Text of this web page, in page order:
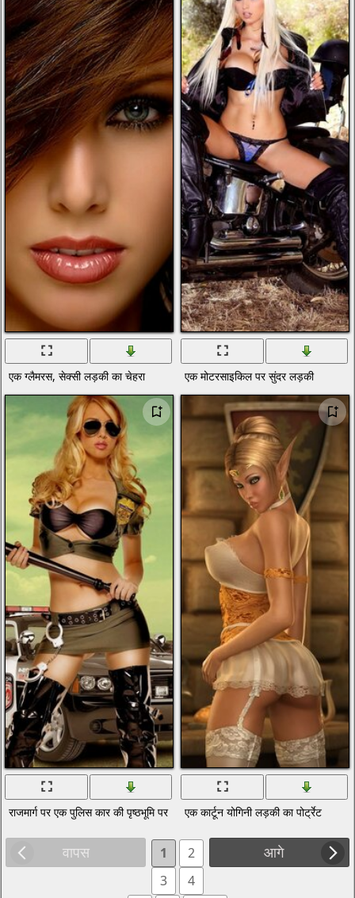
एक ग्लैमरस, सेक्सी लड़की का चेहरा एक मोटरसाइकिल पर सुंदर लड़की
राजमार्ग पर एक पुलिस कार की पृष्ठभूमि पर एक बैटन और हथकड़ी के साथ एक यौन कपड़े
एक कार्टून योगिनी लड़की का पोर्ट्रेट
वापस आगे
1
2
3
4